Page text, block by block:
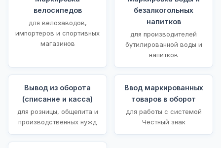
велосипедов
для велозаводов,
импортеров и спортивных
магазинов
безалкогольных
напитков
для производителей
бутилированной воды и
напитков
Вывод из оборота
(списание и касса)
для розницы, общепита и
производственных нужд
Ввод маркированных
товаров в оборот
для работы с системой
Честный знак